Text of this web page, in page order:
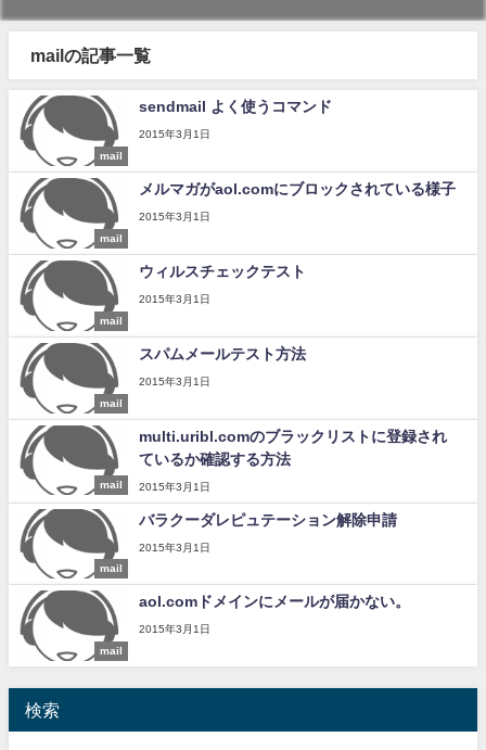
mailの記事一覧
mail
sendmail よく使うコマンド
2015年3月1日
mail
メルマガがaol.comにブロックされている様子
2015年3月1日
mail
ウィルスチェックテスト
2015年3月1日
mail
スパムメールテスト方法
2015年3月1日
mail
multi.uribl.comのブラックリストに登録され
ているか確認する方法
2015年3月1日
mail
バラクーダレピュテーション解除申請
2015年3月1日
mail
aol.comドメインにメールが届かない。
2015年3月1日
検索